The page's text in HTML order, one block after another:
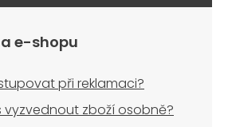
e-shopu
při reklamaci?
vyzvednout zboží osobně?